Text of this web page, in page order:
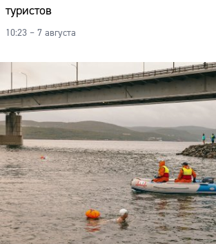
туристов
10:23 – 7 августа